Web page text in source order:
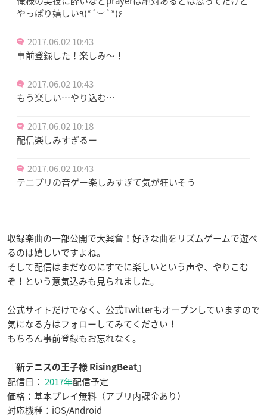
やっぱり嬉しい٩(*´︶`*)۶
2017.06.02 10:43
事前登録した！楽しみ〜！
2017.06.02 10:43
もう楽しい…やり込む…
2017.06.02 10:18
配信楽しみすぎるー
2017.06.02 10:43
テニプリの音ゲー楽しみすぎて気が狂いそう
収録楽曲の一部公開で大興奮！好きな曲をリズムゲームで遊べ
るのは嬉しいですよね。
そして配信はまだなのにすでに楽しいという声や、やりこむ
ぞ！という意気込みも見られました。
公式サイトだけでなく、公式Twitterもオープンしていますので
気になる方はフォローしてみてください！
もちろん事前登録もお忘れなく。
『新テニスの王子様 RisingBeat』
配信日： 2017年配信予定
価格：基本プレイ無料（アプリ内課金あり）
対応機種：iOS/Android